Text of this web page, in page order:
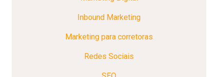
Inbound Marketing
Marketing para corretoras
Redes Sociais